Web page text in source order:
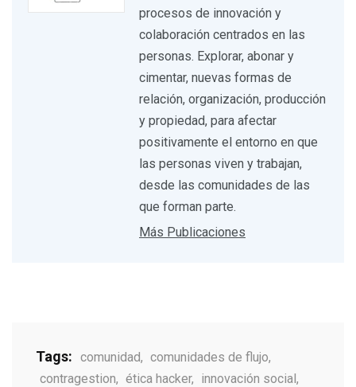
procesos de innovación y
colaboración centrados en las
personas. Explorar, abonar y
cimentar, nuevas formas de
relación, organización, producción
y propiedad, para afectar
positivamente el entorno en que
las personas viven y trabajan,
desde las comunidades de las
que forman parte.
Más Publicaciones
Tags: comunidad, comunidades de flujo,
contragestion, ética hacker, innovación social,